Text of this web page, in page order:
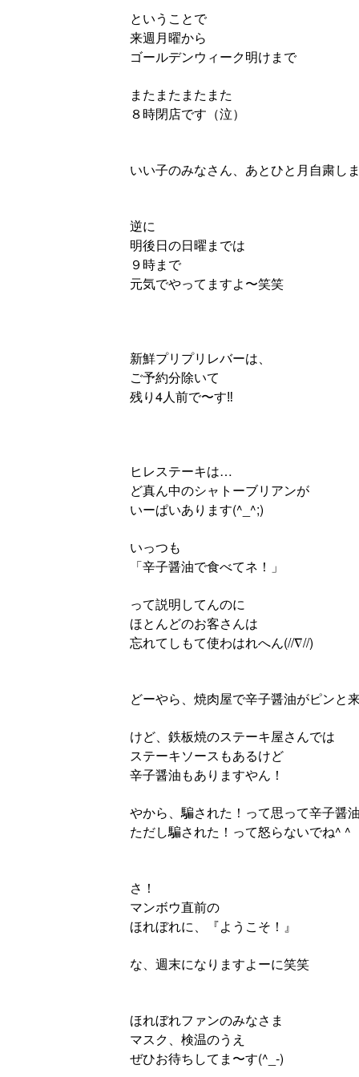
ということで
来週月曜から
ゴールデンウィーク明けまで
またまたまたまた
８時閉店です（泣）
いい子のみなさん、あとひと月自粛し
逆に
明後日の日曜までは
９時まで
元気でやってますよ〜笑笑
新鮮プリプリレバーは、
ご予約分除いて
残り4人前で〜す‼︎
ヒレステーキは…
ど真ん中のシャトーブリアンが
いーぱいあります(^_^;)
いっつも
「辛子醤油で食べてネ！」
って説明してんのに
ほとんどのお客さんは
忘れてしもて使わはれへん(//∇//)
どーやら、焼肉屋で辛子醤油がピンと
けど、鉄板焼のステーキ屋さんでは
ステーキソースもあるけど
辛子醤油もありますやん！
やから、騙された！って思って辛子醤
ただし騙された！って怒らないでね^ ^
さ！
マンボウ直前の
ほれぼれに、『ようこそ！』
な、週末になりますよーに笑笑
ほれぼれファンのみなさま
マスク、検温のうえ
ぜひお待ちしてま〜す(^_-)